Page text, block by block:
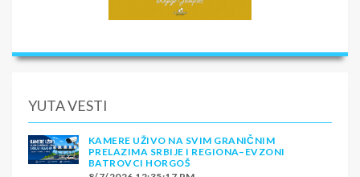
YUTA VESTI
KAMERE UŽIVO NA SVIM GRANIČNIM
PRELAZIMA SRBIJE I REGIONA–EVZONI
BATROVCI HORGOŠ